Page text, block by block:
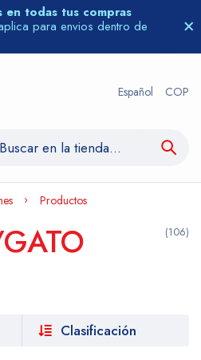
en todas tus compras
para envios dentro de
Español COP
Productos
(106)
Clasificación